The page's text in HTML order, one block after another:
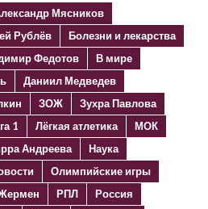
Мясников
Рублёв
Болезни и лекарства
Федотов
В мире
Даниил Медведев
ЗОЖ
Зухра Павлова
1 Лёгкая атлетика
МОК
Андреева
Наука
Олимпийские игры
РПЛ
Россия